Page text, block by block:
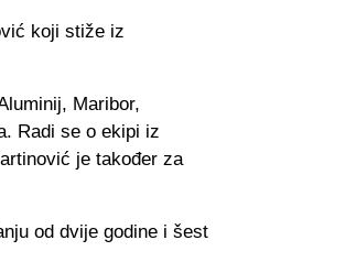
koji stiže iz
Maribor,
Radi se o ekipi iz
je također za
od dvije godine i šest